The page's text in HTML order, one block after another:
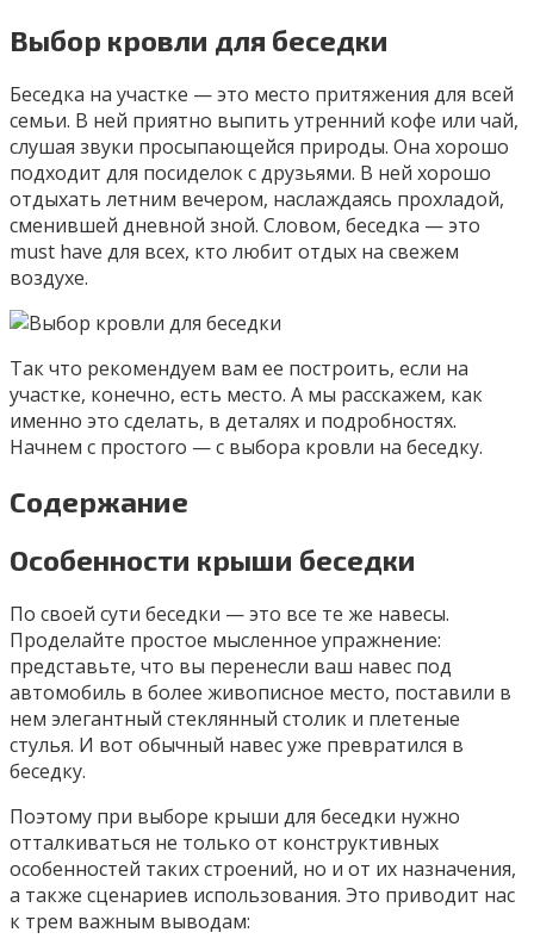
Выбор кровли для беседки
Беседка на участке — это место притяжения для всей
семьи. В ней приятно выпить утренний кофе или чай,
слушая звуки просыпающейся природы. Она хорошо
подходит для посиделок с друзьями. В ней хорошо
отдыхать летним вечером, наслаждаясь прохладой,
сменившей дневной зной. Словом, беседка — это
must have для всех, кто любит отдых на свежем
воздухе.
Так что рекомендуем вам ее построить, если на
участке, конечно, есть место. А мы расскажем, как
именно это сделать, в деталях и подробностях.
Начнем с простого — с выбора кровли на беседку.
Содержание
Особенности крыши беседки
По своей сути беседки — это все те же навесы.
Проделайте простое мысленное упражнение:
представьте, что вы перенесли ваш навес под
автомобиль в более живописное место, поставили в
нем элегантный стеклянный столик и плетеные
стулья. И вот обычный навес уже превратился в
беседку.
Поэтому при выборе крыши для беседки нужно
отталкиваться не только от конструктивных
особенностей таких строений, но и от их назначения,
а также сценариев использования. Это приводит нас
к трем важным выводам: